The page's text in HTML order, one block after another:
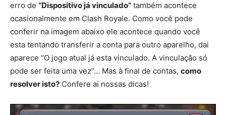
erro de “Dispositivo já vinculado” também acontece
ocasionalmente em Clash Royale. Como você pode
conferir na imagem abaixo ele acontece quando você
esta tentando transferir a conta para outro aparelho, dai
aparece “O jogo atual já esta vinculado. A vinculação só
pode ser feita uma vez”… Mas à final de contas, como
resolver isto? Confere ai nossas dicas!